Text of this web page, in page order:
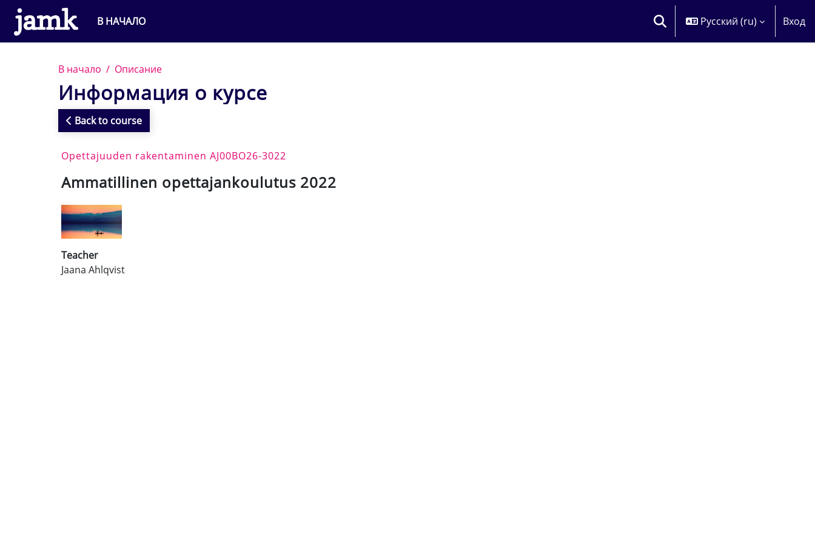
Перейти к основному содержанию
В НАЧАЛО
ИЗМЕНИТЬ ДАННЫЕ ПОИСКОВОЙ
Русский ‎(ru)‎ Вход
В начало Описание
Информация о курсе
Back to course
Opettajuuden rakentaminen AJ00BO26-3022
Ammatillinen opettajankoulutus 2022
Teacher
Jaana Ahlqvist